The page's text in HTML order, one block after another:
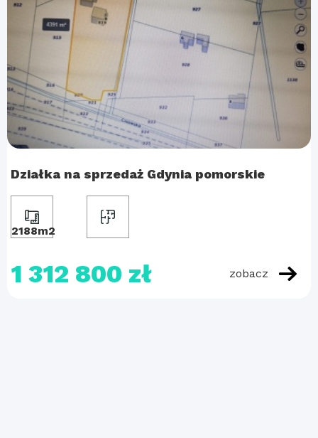
Działka na sprzedaż Gdynia pomorskie
2188m2
1 312 800 zł zobacz